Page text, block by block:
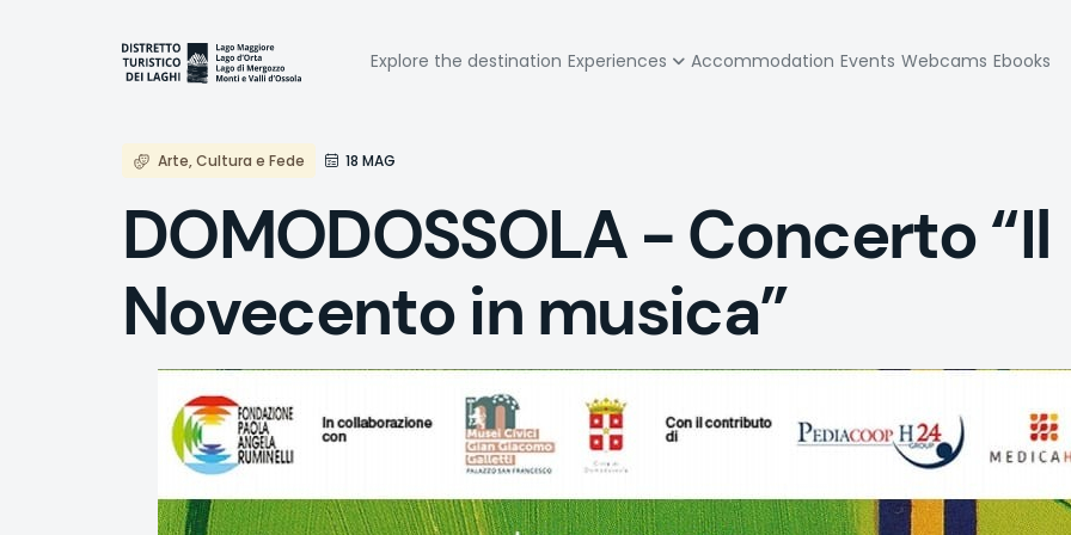
Navigazione
principale
Explore the destination Experiences Accommodation Events Webcams Ebooks
Arte, Cultura e Fede 18 MAG
DOMODOSSOLA - Concerto “Il
Novecento in musica”